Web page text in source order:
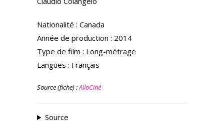
Nationalité : Canada
Année de production : 2014
Type de film : Long-métrage
Langues : Français
Source (fiche) :AlloCiné
Source